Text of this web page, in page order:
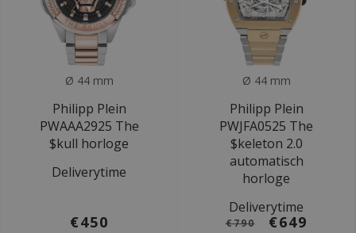
Ø 44 mm
Philipp Plein
PWAAA2925 The
$kull horloge
Deliverytime
€450
Ø 44 mm
Philipp Plein
PWJFA0525 The
$keleton 2.0
automatisch
horloge
Deliverytime
€790 €649